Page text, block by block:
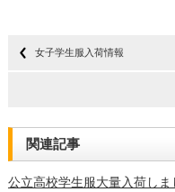
す)
女子学生服入荷情報
関連記事
公立高校学生服大量入荷しま